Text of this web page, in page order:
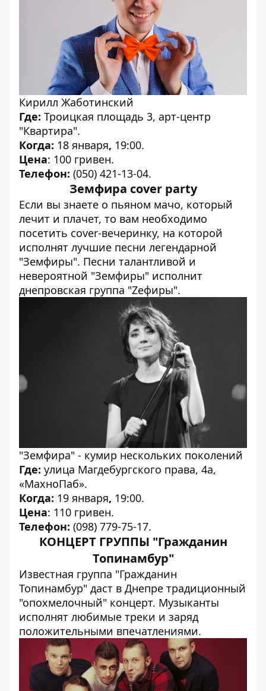
Кирилл Жаботинский
Где: Троицкая площадь 3, арт-центр
"Квартира".
Когда: 18 января, 19:00.
Цена: 100 гривен.
Телефон: (050) 421-13-04.
Земфира сover party
Если вы знаете о пьяном мачо, который
лечит и плачет, то вам необходимо
посетить сover-вечеринку, на которой
исполнят лучшие песни легендарной
"Земфиры". Песни талантливой и
невероятной "Земфиры" исполнит
днепровская группа "Zефиры".
"Земфира" - кумир нескольких поколений
Где: улица Магдебургского права, 4а,
«МахноПаб».
Когда: 19 января, 19:00.
Цена: 110 гривен.
Телефон: (098) 779-75-17.
КОНЦЕРТ ГРУППЫ "Гражданин
Топинамбур"
Известная группа "Гражданин
Топинамбур" даст в Днепре традиционный
"опохмелочный" концерт. Музыканты
исполнят любимые треки и заряд
положительными впечатлениями.